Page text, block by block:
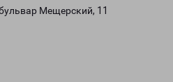
Мещерский, 11